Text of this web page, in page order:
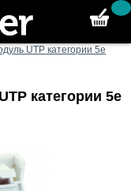
UTP категории 5е
категории 5е